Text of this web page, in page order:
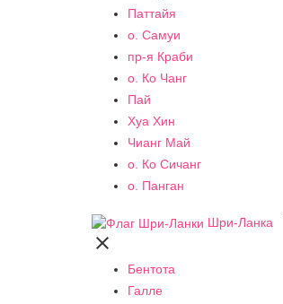
Паттайя
о. Самуи
пр-я Краби
о. Ко Чанг
Пай
Хуа Хин
Чианг Май
о. Ко Сичанг
о. Панган
Шри-Ланка

Бентота
Галле